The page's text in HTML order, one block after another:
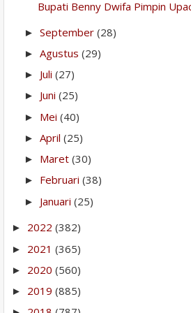
Bupati Benny Dwifa Pimpin
► September (28)
► Agustus (29)
► Juli (27)
► Juni (25)
► Mei (40)
► April (25)
► Maret (30)
► Februari (38)
► Januari (25)
► 2022 (382)
► 2021 (365)
► 2020 (560)
► 2019 (885)